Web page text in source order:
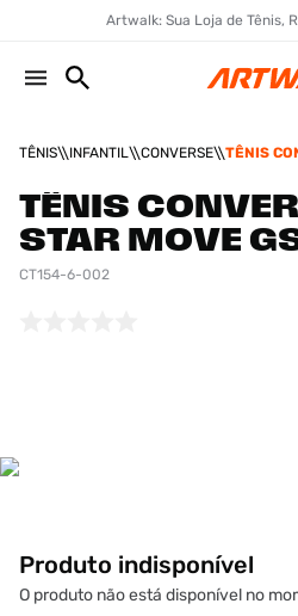
Artwalk: Sua Loja de Tênis,
TÊNIS INFANTIL CONVERSE
TÊNIS CONVERSE
TÊNIS
STAR MOVE
CT154-6-002
Produto indisponível
O produto não está disponível no